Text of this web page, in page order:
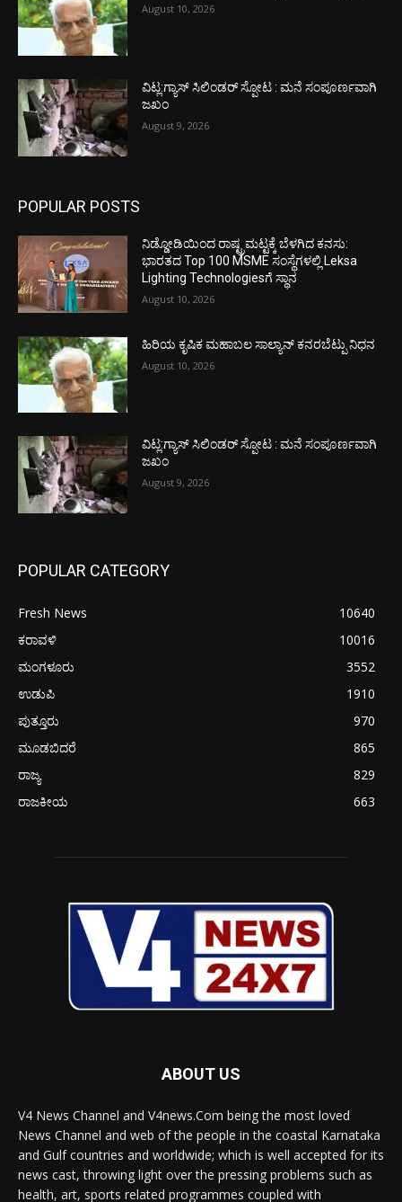
August 10, 2026
ವಿಟ್ಲ:ಗ್ಯಾಸ್ ಸಿಲಿಂಡರ್ ಸ್ಪೋಟ : ಮನೆ ಸಂಪೂರ್ಣವಾಗಿ
ಜಖಂ
August 9, 2026
POPULAR POSTS
ನಿಡ್ಡೋಡಿಯಿಂದ ರಾಷ್ಟ್ರಮಟ್ಟಕ್ಕೆ ಬೆಳಗಿದ ಕನಸು:
ಭಾರತದ Top 100 MSME ಸಂಸ್ಥೆಗಳಲ್ಲಿ Leksa
Lighting Technologiesಗೆ ಸ್ಥಾನ
August 10, 2026
ಹಿರಿಯ ಕೃಷಿಕ ಮಹಾಬಲ ಸಾಲ್ಯಾನ್ ಕನರಬೆಟ್ಪು ನಿಧನ
August 10, 2026
ವಿಟ್ಲ:ಗ್ಯಾಸ್ ಸಿಲಿಂಡರ್ ಸ್ಪೋಟ : ಮನೆ ಸಂಪೂರ್ಣವಾಗಿ
ಜಖಂ
August 9, 2026
POPULAR CATEGORY
Fresh News
10640
ಕರಾವಳಿ
10016
ಮಂಗಳೂರು
3552
ಉಡುಪಿ
1910
ಪುತ್ತೂರು
970
ಮೂಡಬಿದರೆ
865
ರಾಜ್ಯ
829
ರಾಜಕೀಯ
663
ABOUT US
V4 News Channel and V4news.Com being the most loved
News Channel and web of the people in the coastal Karnataka
and Gulf countries and worldwide; which is well accepted for its
news cast, throwing light over the pressing problems such as
health, art, sports related programmes coupled with